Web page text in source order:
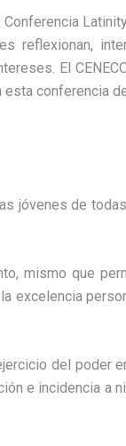
reflexionan,
El
conferencia
jóvenes de
mismo que
excelencia
del poder
e incidencia a